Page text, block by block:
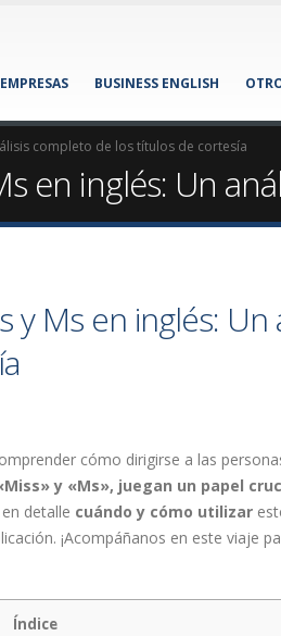
BUSINESS ENGLISH
completo de los títulos de cortesía
en inglés: Un
y Ms en inglés:
cómo dirigirse a las
y «Ms», juegan un papel
detalle cuándo y cómo utilizar
¡Acompáñanos en este viaje
Índice